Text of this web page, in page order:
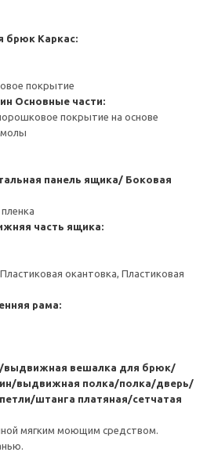
брюк Каркас:
покрытие
Основные части:
покрытие на основе
панель ящика/ Боковая
часть ящика:
окантовка, Пластиковая
рама:
выдвижная вешалка для брюк/
выдвижная полка/полка/дверь/
штанга платяная/сетчатая
мягким моющим средством.